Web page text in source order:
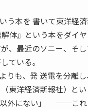
本を 書いて東洋経
体』という本をダイヤ
、最近のソニー、そ
ている。
も、発 送電を分離
東洋経済新報社）とい
外にない」 ──これ